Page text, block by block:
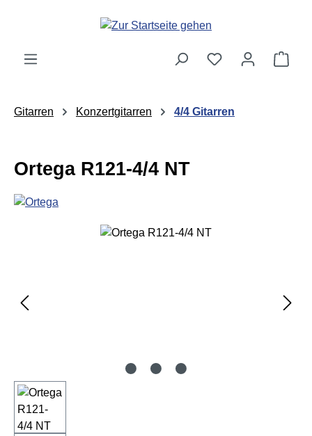
Zum Hauptinhalt springen
Gitarren Konzertgitarren 4/4 Gitarren
Ortega R121-4/4 NT
Bildergalerie überspringen